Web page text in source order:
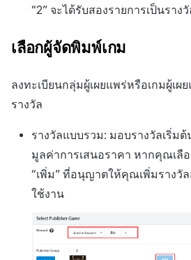
“2” จะได้รับสองรายการเป็นราง
เลือกผู้จัดพิมพ์เกม
ลงทะเบียนกลุ่มผู้เผยแพร่หรือเกมผู้เผ
รางวัล
รางวัลแบบรวม: มอบรางวัลเริ่ม
มูลค่าการเสนอราคา หากคุณเลื
“เพิ่ม” ที่อนุญาตให้คุณเพิ่มรางวั
ใช้งาน